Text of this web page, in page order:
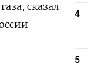
сказал
4
5